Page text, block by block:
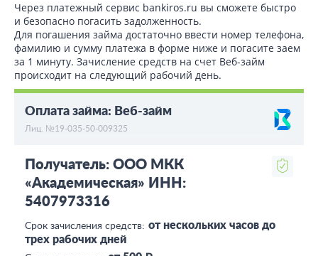
Через платежный сервис bаnkiros.ru вы сможете быстро
и безопасно погасить задолженность.
Для погашения займа достаточно ввести номер телефона,
фамилию и сумму платежа в форме ниже и погасите заем
за 1 минуту. Зачисление средств на счет Веб-займ
происходит на следующий рабочий день.